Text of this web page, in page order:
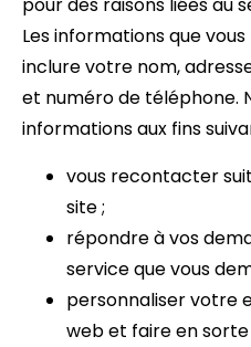
pour des raisons liées au
Les informations que
inclure votre nom,
et numéro de téléphone.
informations aux fins
vous recontacter
site ;
répondre à vos
service que vous
personnaliser votre
web et faire en